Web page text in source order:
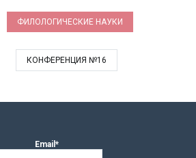
ФИЛОЛОГИЧЕСКИЕ НАУКИ
КОНФЕРЕНЦИЯ №16
Email*